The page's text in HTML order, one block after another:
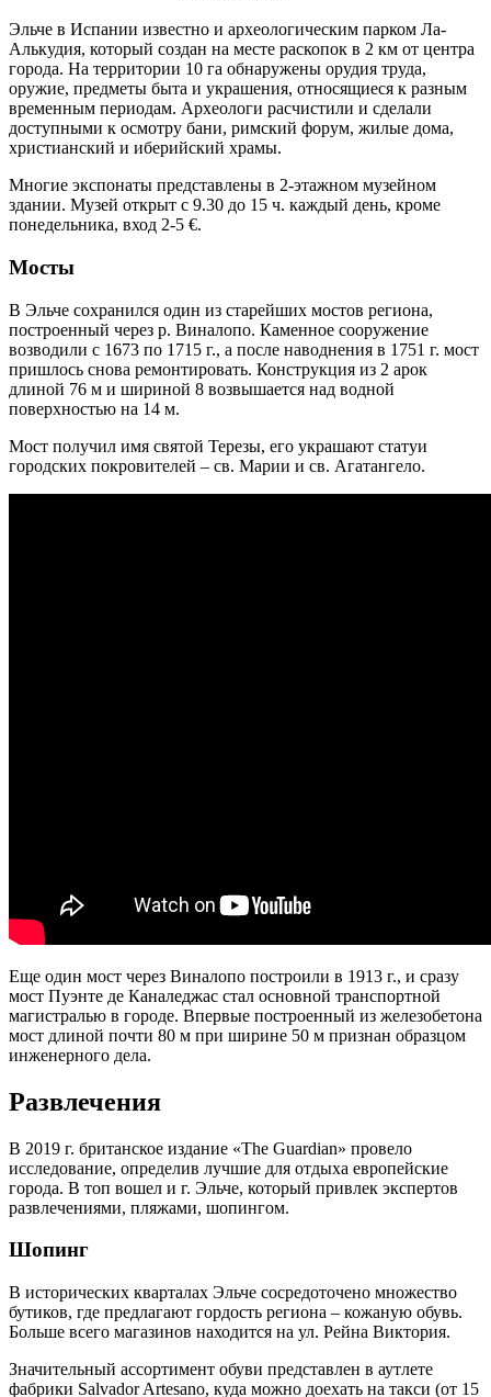
Эльче в Испании известно и археологическим парком Ла-
Алькудия, который создан на месте раскопок в 2 км от центра
города. На территории 10 га обнаружены орудия труда,
оружие, предметы быта и украшения, относящиеся к разным
временным периодам. Археологи расчистили и сделали
доступными к осмотру бани, римский форум, жилые дома,
христианский и иберийский храмы.
Многие экспонаты представлены в 2-этажном музейном
здании. Музей открыт с 9.30 до 15 ч. каждый день, кроме
понедельника, вход 2-5 €.
Мосты
В Эльче сохранился один из старейших мостов региона,
построенный через р. Виналопо. Каменное сооружение
возводили с 1673 по 1715 г., а после наводнения в 1751 г. мост
пришлось снова ремонтировать. Конструкция из 2 арок
длиной 76 м и шириной 8 возвышается над водной
поверхностью на 14 м.
Мост получил имя святой Терезы, его украшают статуи
городских покровителей – св. Марии и св. Агатангело.
Еще один мост через Виналопо построили в 1913 г., и сразу
мост Пуэнте де Каналеджас стал основной транспортной
магистралью в городе. Впервые построенный из железобетона
мост длиной почти 80 м при ширине 50 м признан образцом
инженерного дела.
Развлечения
В 2019 г. британское издание «The Guardian» провело
исследование, определив лучшие для отдыха европейские
города. В топ вошел и г. Эльче, который привлек экспертов
развлечениями, пляжами, шопингом.
Шопинг
В исторических кварталах Эльче сосредоточено множество
бутиков, где предлагают гордость региона – кожаную обувь.
Больше всего магазинов находится на ул. Рейна Виктория.
Значительный ассортимент обуви представлен в аутлете
фабрики Salvador Artesano, куда можно доехать на такси (от 15